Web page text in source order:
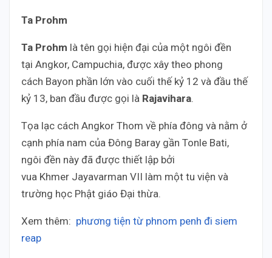
Ta Prohm
Ta Prohm là tên gọi hiện đại của một ngôi đền
tại Angkor, Campuchia, được xây theo phong
cách Bayon phần lớn vào cuối thế kỷ 12 và đầu thế
kỷ 13, ban đầu được gọi là Rajavihara.
Tọa lạc cách Angkor Thom về phía đông và nằm ở
cạnh phía nam của Đông Baray gần Tonle Bati,
ngôi đền này đã được thiết lập bởi
vua Khmer Jayavarman VII làm một tu viện và
trường học Phật giáo Đại thừa.
Xem thêm: phương tiện từ phnom penh đi siem
reap